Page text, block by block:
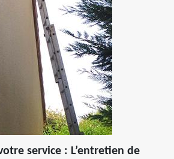
service : L’entretien de